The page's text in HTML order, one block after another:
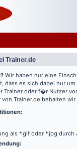
Trainer.de
Wir haben nur eine
dass es sich dabei nur
Trainer oder f�r Nutzer
Trainer.de behalten
als *.gif oder *.jpg durch